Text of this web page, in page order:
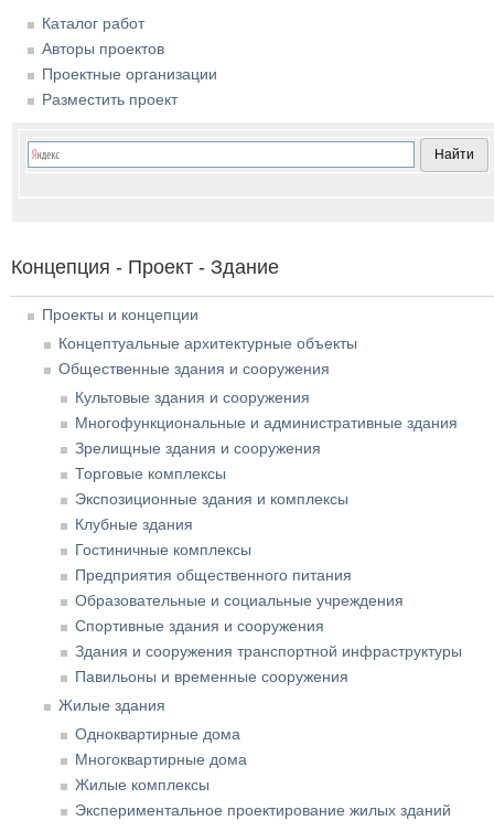
Каталог работ
Авторы проектов
Проектные организации
Разместить проект
Концепция - Проект - Здание
Проекты и концепции
Концептуальные архитектурные объекты
Общественные здания и сооружения
Культовые здания и сооружения
Многофункциональные и административные здания
Зрелищные здания и сооружения
Торговые комплексы
Экспозиционные здания и комплексы
Клубные здания
Гостиничные комплексы
Предприятия общественного питания
Образовательные и социальные учреждения
Спортивные здания и сооружения
Здания и сооружения транспортной инфраструктуры
Павильоны и временные сооружения
Жилые здания
Одноквартирные дома
Многоквартирные дома
Жилые комплексы
Экспериментальное проектирование жилых зданий